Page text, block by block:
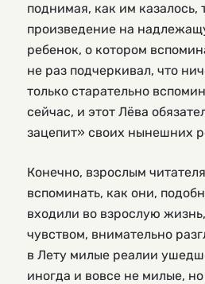
поднимая, как им казалось,
произведение на
ребенок, о котором
не раз подчеркивал, что
только старательно
сейчас, и этот Лёва
зацепит» своих нынешних
Конечно, взрослым
вспоминать, как они,
входили во взрослую
чувством, внимательно
в Лету милые реалии
иногда и вовсе не милые,